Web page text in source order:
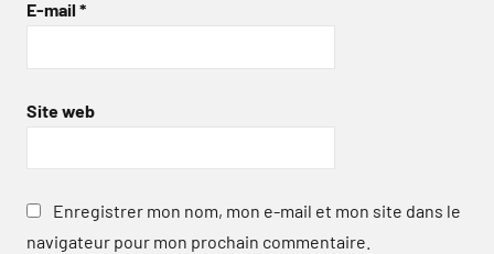
E-mail *
Site web
Enregistrer mon nom, mon e-mail et mon site dans le
navigateur pour mon prochain commentaire.